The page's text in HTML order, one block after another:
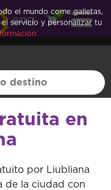
eng
0
en
por Liubliana
de la ciudad con
el mundo come galletas,
servicio y personalizar tu